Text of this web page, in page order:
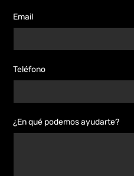
Email
Teléfono
¿En qué podemos ayudarte?